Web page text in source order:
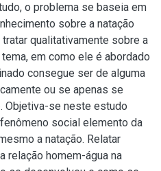
o problema se baseia em
sobre a natação
qualitativamente sobre a
em como ele é abordado
consegue ser de alguma
ou se apenas se
Objetiva-se neste estudo
social elemento da
a natação. Relatar
relação homem-água na